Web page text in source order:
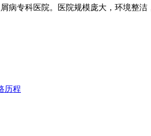
病专科医院。医院规模庞大，环境整